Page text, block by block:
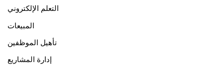
التعلم الإلكتروني
المبيعات
تأهيل الموظفين
إدارة المشاريع